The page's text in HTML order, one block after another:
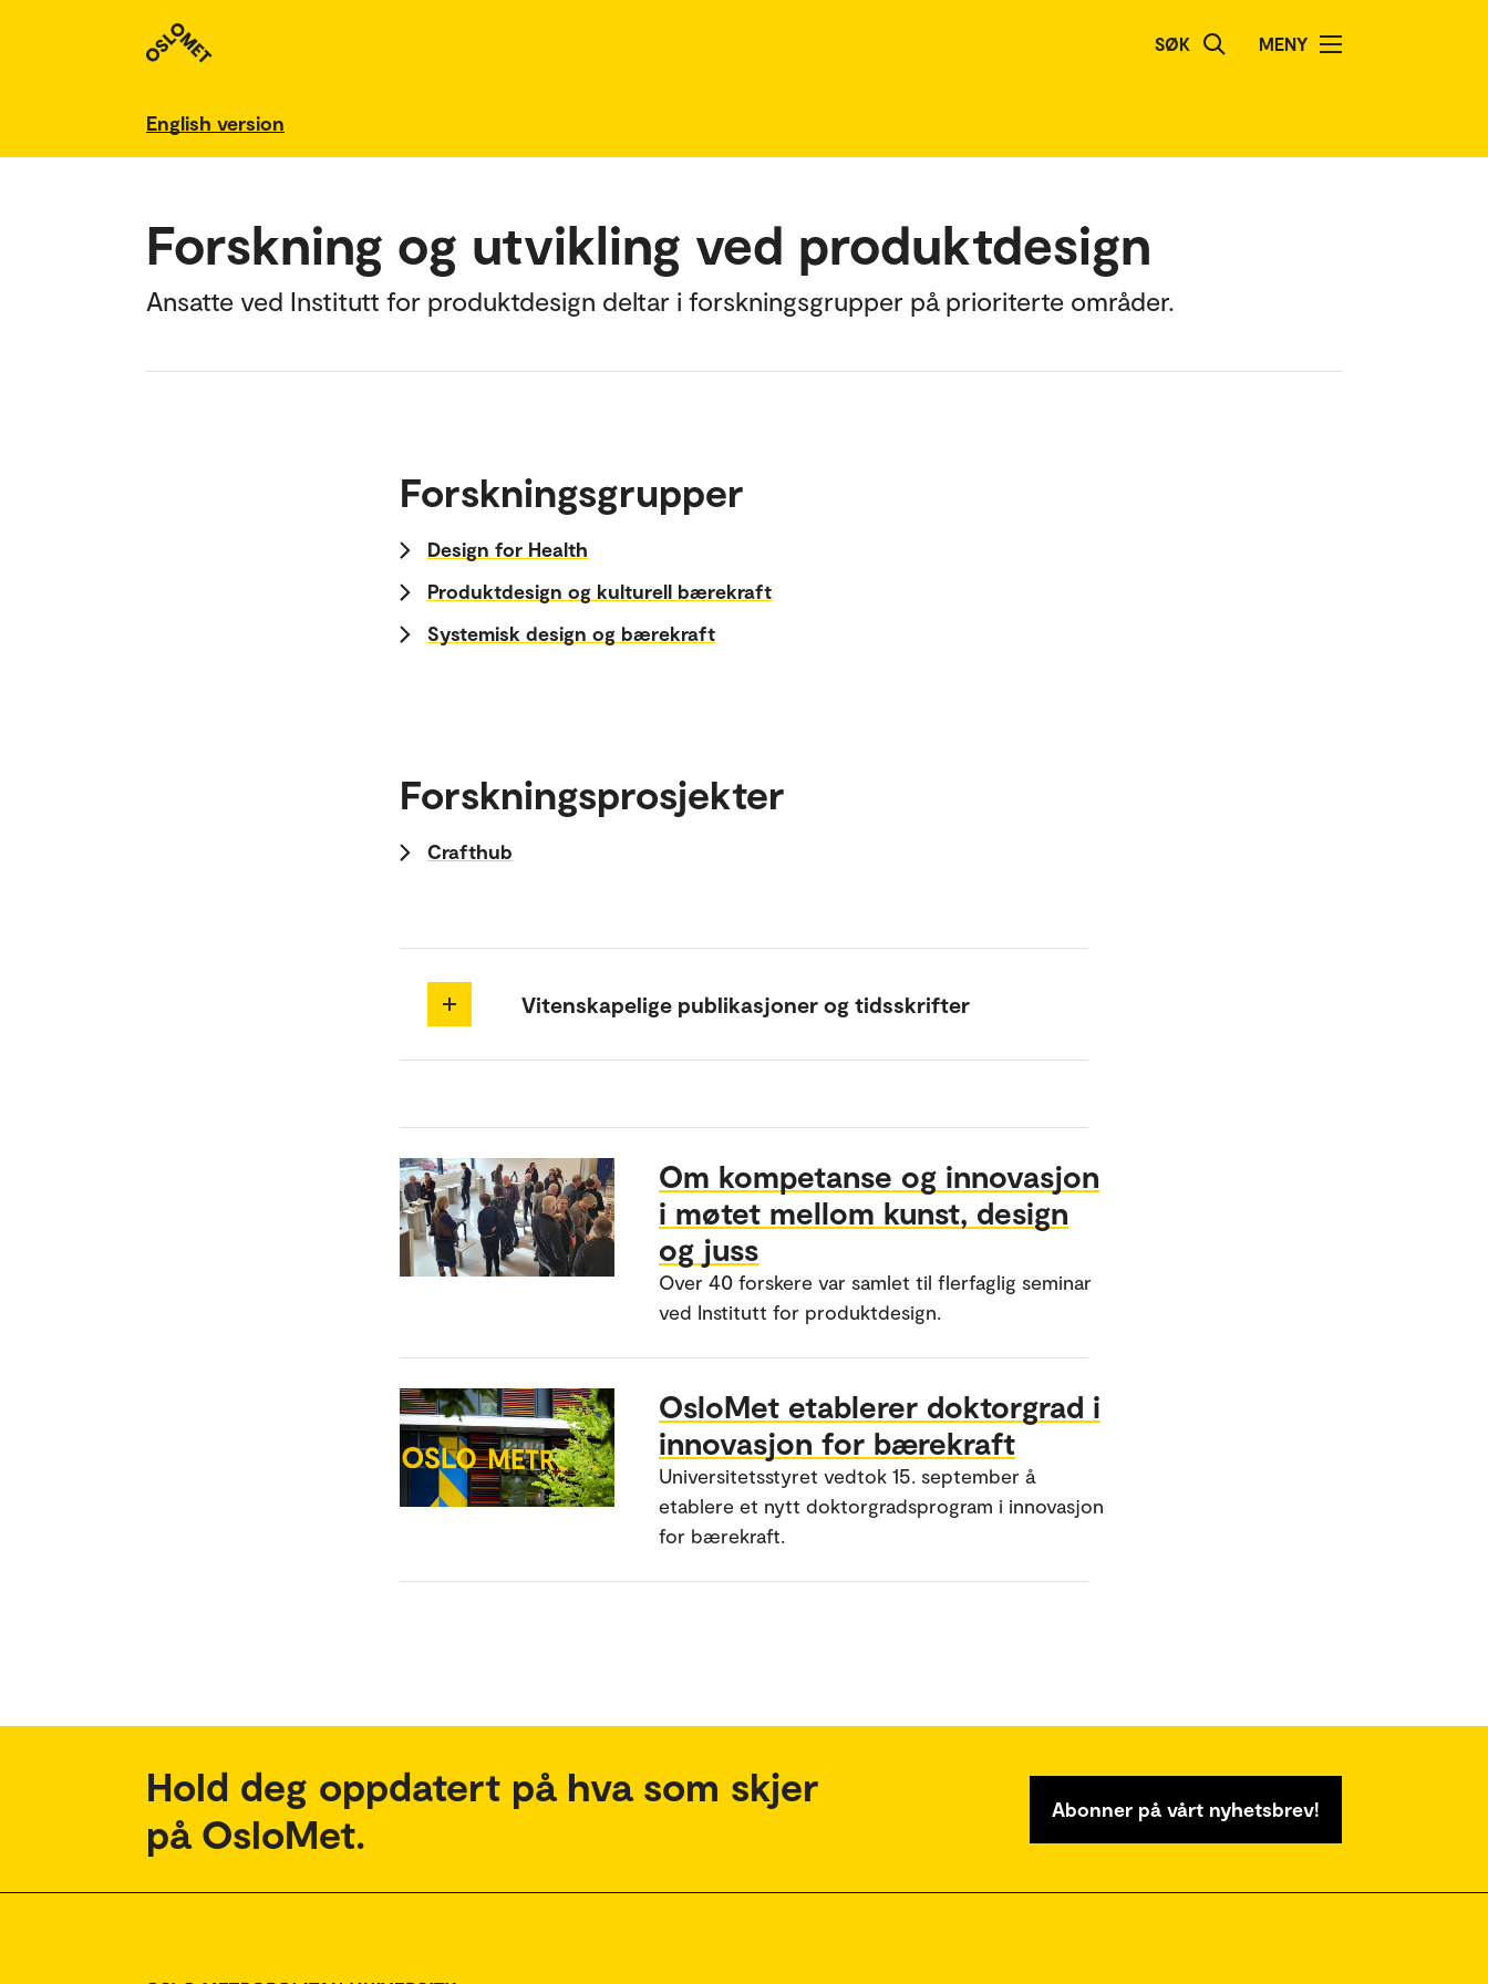
SØK MENY
English version
Forskning og utvikling ved produktdesign
Ansatte ved Institutt for produktdesign deltar i forskningsgrupper på prioriterte områder.
Forskningsgrupper
Design for Health
Produktdesign og kulturell bærekraft
Systemisk design og bærekraft
Forskningsprosjekter
Crafthub
Vitenskapelige publikasjoner og tidsskrifter
Om kompetanse og innovasjon
i møtet mellom kunst, design
og juss
Over 40 forskere var samlet til flerfaglig seminar
ved Institutt for produktdesign.
OsloMet etablerer doktorgrad i
innovasjon for bærekraft
Universitetsstyret vedtok 15. september å
etablere et nytt doktorgradsprogram i innovasjon
for bærekraft.
Hold deg oppdatert på hva som skjer
på OsloMet.
Abonner på vårt nyhetsbrev!